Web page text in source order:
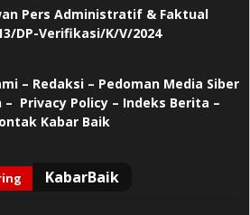
Pers Administratif & Faktual
DP-Verifikasi/K/V/2024
– Redaksi – Pedoman Media Siber
– Privacy Policy– Indeks Berita –
Kabar Baik